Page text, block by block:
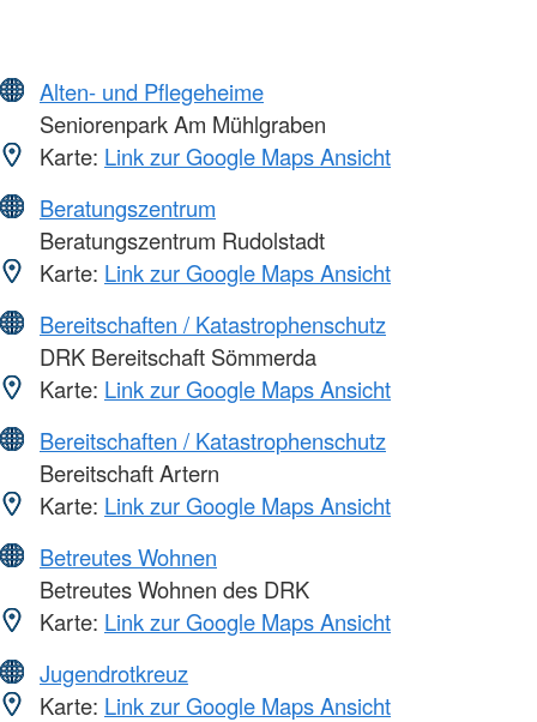
Alten- und Pflegeheime
Seniorenpark Am Mühlgraben
Karte: Link zur Google Maps Ansicht
Beratungszentrum
Beratungszentrum Rudolstadt
Karte: Link zur Google Maps Ansicht
Bereitschaften / Katastrophenschutz
DRK Bereitschaft Sömmerda
Karte: Link zur Google Maps Ansicht
Bereitschaften / Katastrophenschutz
Bereitschaft Artern
Karte: Link zur Google Maps Ansicht
Betreutes Wohnen
Betreutes Wohnen des DRK
Karte: Link zur Google Maps Ansicht
Jugendrotkreuz
Karte: Link zur Google Maps Ansicht